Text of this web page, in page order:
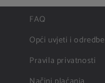
FAQ
Opći uvjeti i odredbe
Pravila privatnosti